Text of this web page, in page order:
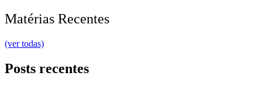
Matérias Recentes
(ver todas)
Posts recentes